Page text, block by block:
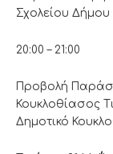
Σχολείου
20:00 – 21:00
Προβολή
Κουκλοθίασος
Δημοτικό